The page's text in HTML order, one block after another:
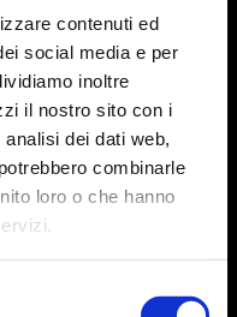
contenuti ed
social media e per
inoltre
il nostro sito con i
dei dati web,
combinarle
loro o che hanno